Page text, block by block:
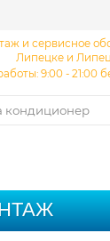
и сервисное
Липецке и
9:00 - 21:00